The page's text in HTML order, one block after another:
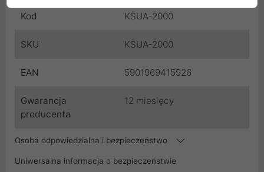
Kod KSUA-2000
SKU KSUA-2000
EAN 5901969415926
Gwarancja
producenta
12 miesięcy
Osoba odpowiedzialna i bezpieczeństwo
Uniwersalna informacja o bezpieczeństwie